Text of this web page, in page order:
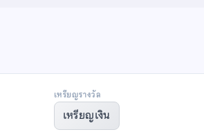
เหรียญรางวัล
เหรียญเงิน